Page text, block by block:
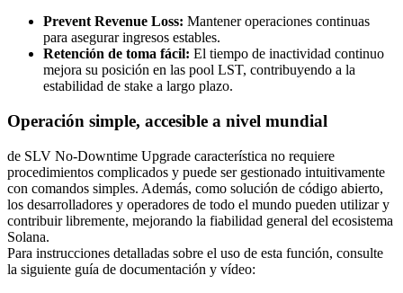
Prevent Revenue Loss: Mantener operaciones continuas
para asegurar ingresos estables.
Retención de toma fácil: El tiempo de inactividad continuo
mejora su posición en las pool LST, contribuyendo a la
estabilidad de stake a largo plazo.
Operación simple, accesible a nivel mundial
de SLV No-Downtime Upgrade característica no requiere
procedimientos complicados y puede ser gestionado intuitivamente
con comandos simples. Además, como solución de código abierto,
los desarrolladores y operadores de todo el mundo pueden utilizar y
contribuir libremente, mejorando la fiabilidad general del ecosistema
Solana.
Para instrucciones detalladas sobre el uso de esta función, consulte
la siguiente guía de documentación y vídeo: